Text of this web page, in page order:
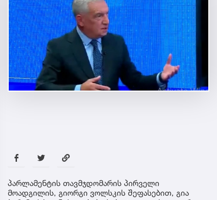
პარლამენტის თავმჯდომარის პირველი
მოადგილის, გიორგი ვოლსკის შეფასებით, გია